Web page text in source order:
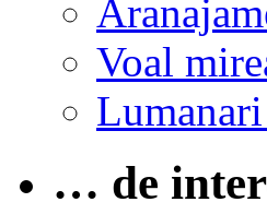
Voal
… de